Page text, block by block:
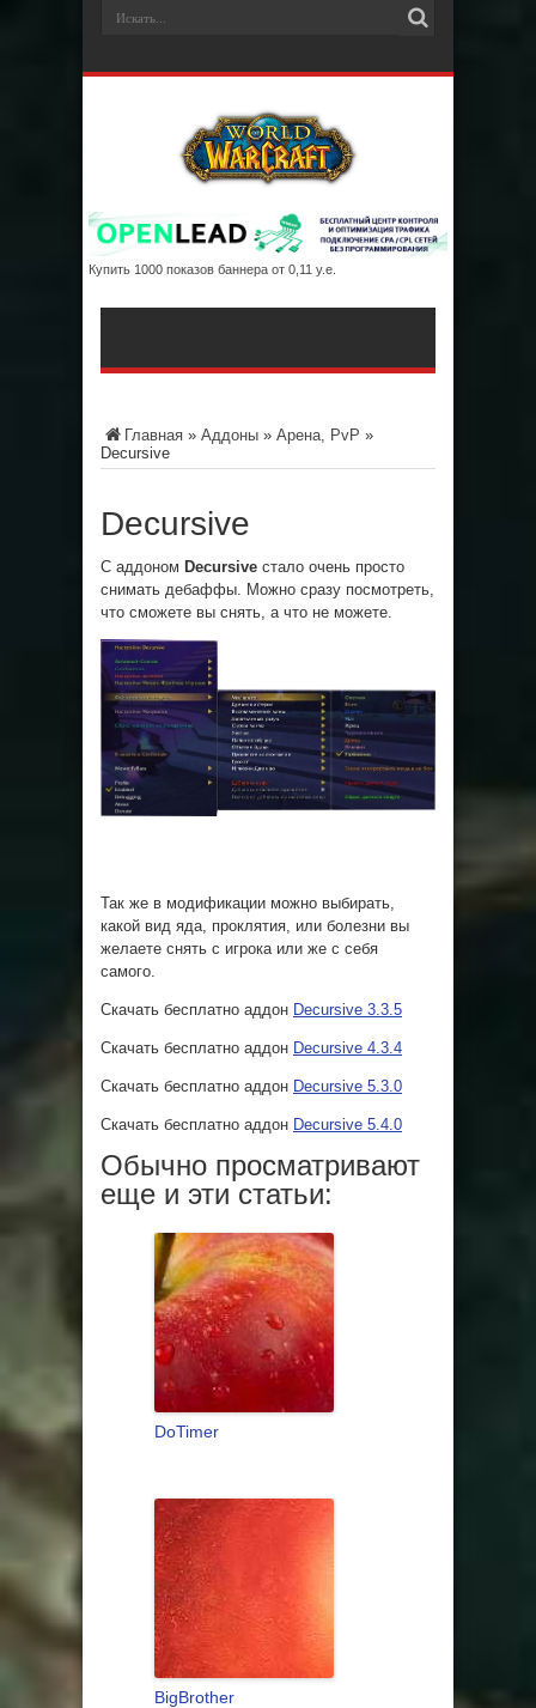
Купить 1000 показов баннера от 0,11 у.е.
Главная » Аддоны » Арена, PvP »
Decursive
Decursive
С аддоном Decursive стало очень просто
снимать дебаффы. Можно сразу посмотреть,
что сможете вы снять, а что не можете.
Так же в модификации можно выбирать,
какой вид яда, проклятия, или болезни вы
желаете снять с игрока или же с себя
самого.
Скачать бесплатно аддон Decursive 3.3.5
Скачать бесплатно аддон Decursive 4.3.4
Скачать бесплатно аддон Decursive 5.3.0
Скачать бесплатно аддон Decursive 5.4.0
Обычно просматривают
еще и эти статьи:
DoTimer
BigBrother